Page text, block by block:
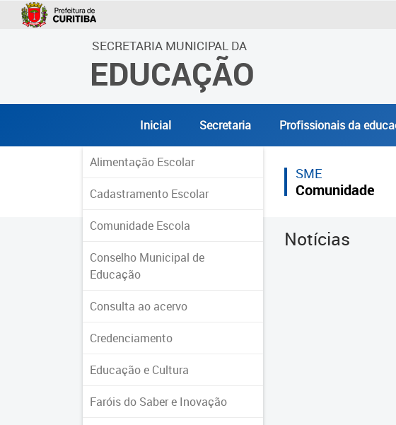
SECRETARIA MUNICIPAL DA
EDUCAÇÃO
Inicial Secretaria Profissionais da
Alimentação Escolar
Cadastramento Escolar
Comunidade Escola
Conselho Municipal de
Educação
Consulta ao acervo
Credenciamento
Educação e Cultura
Faróis do Saber e Inovação
SME
Comunidade
Notícias